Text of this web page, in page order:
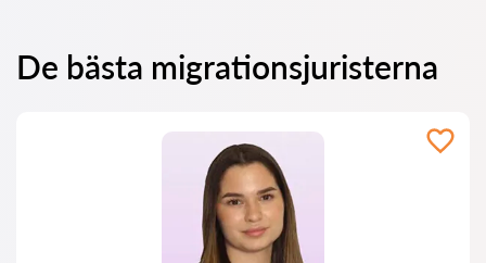
De bästa migrationsjuristerna